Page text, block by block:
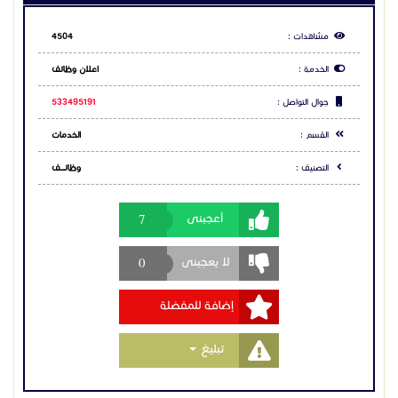
مشاهدات : 4504
الخدمة : اعلان وظائف
جوال التواصل : 533495191
القسم : الخدمات
التصنيف : وظائـــــف
أعجبنى 7
لا يعجبنى 0
إضافة للمفضلة
تبليغ Toggle Dropdown